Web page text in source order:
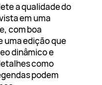
a qualidade do
em uma
com boa
uma edição que
dinâmico e
como
podem